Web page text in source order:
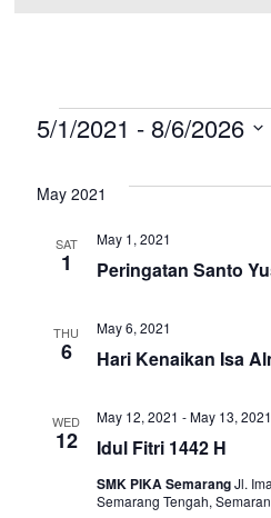
5/1/2021 - 8/6/2026
e
May 2021
SAT
1 Peringatan Santo
May 1, 2021
THU
6 Hari Kenaikan Isa
May 6, 2021
WED
12 Idul Fitri 1442 H
May 12, 2021 -May 13, 2021
SMK PIKA SemarangJl.
Semarang Tengah,